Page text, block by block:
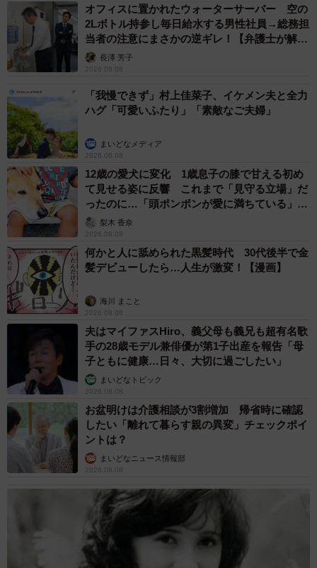
オフィスに置かれたウォーターサーバー 空の
2Lボトル持参し毎日給水する男性社員→総務担
当者の注意にまさかの逆ギレ！【弁護士が解
説】長澤 芳子
2026.08.08
「我慢できず」村上佳菜子、イケメン夫と全力
ハグ「可愛いふたり」「素敵なご夫婦」
まいどなメディア
2026.08.08
12歳の愛犬に変化 1歳息子の膝で甘える初め
て見せる姿に反響 これまで「見守る立場」だ
ったのに…「頭ポンポンが愛に満ちている」
「尊…」
梨木 香奈
2026.08.08
何かと人に舐められた黒髪時代 30代後半で金
髪デビューしたら…人生が激変！【漫画】
海川 まこと
2026.08.08
夫はマイファスHiro、義父母も義兄も超有名歌
手の28歳モデル兼俳優が第1子出産を報告「母
子ともに健康…日々、大切に過ごしたい」
まいどなトピック
2026.08.08
お盆明けは介護相談が3割増加 帰省時に確認
したい「離れて暮らす親の異変」チェックポイ
ントは？
まいどなニュース情報部
2026.08.08